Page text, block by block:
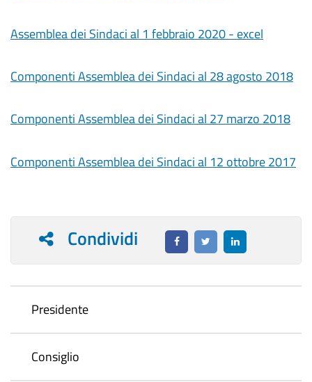
Assemblea dei Sindaci al 1 febbraio 2020 - excel
Componenti Assemblea dei Sindaci al 28 agosto 2018
Componenti Assemblea dei Sindaci al 27 marzo 2018
Componenti Assemblea dei Sindaci al 12 ottobre 2017
Condividi
Presidente
Consiglio